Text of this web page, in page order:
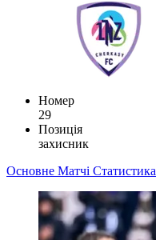
Номер
29
Позиція
захисник
Основне Матчі Статистика